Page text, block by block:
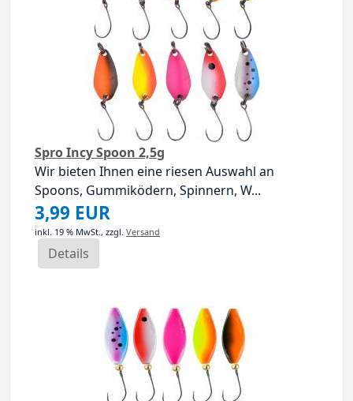
Spro Incy Spoon 2,5g
Wir bieten Ihnen eine riesen Auswahl an
Spoons, Gummiködern, Spinnern, W...
3,99 EUR
inkl. 19 % MwSt., zzgl. Versand
Details